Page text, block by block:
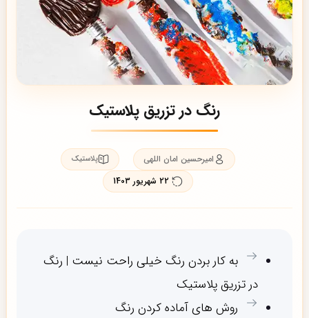
رنگ در تزریق پلاستیک
امیرحسین امان اللهی پلاستیک
22 شهریور 1403
به کار بردن رنگ خیلی راحت نیست | رنگ
در تزریق پلاستیک
روش های آماده کردن رنگ